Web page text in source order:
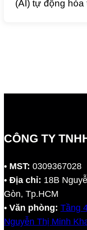
(AI) tự động
CÔNG TY
• MST: 0309367028
• Địa chỉ: 18B
Gòn, Tp.HCM
• Văn phòng: Tầng
Nguyễn Thị Minh